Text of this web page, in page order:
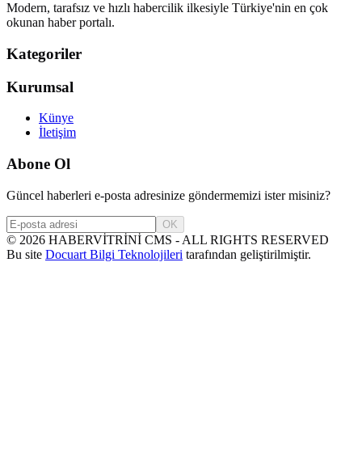
Modern, tarafsız ve hızlı habercilik ilkesiyle Türkiye'nin en çok
okunan haber portalı.
Kategoriler
Kurumsal
Künye
İletişim
Abone Ol
Güncel haberleri e-posta adresinize göndermemizi ister misiniz?
OK
© 2026 HABERVİTRİNİ CMS - ALL RIGHTS RESERVED
Bu site Docuart Bilgi Teknolojileri tarafından geliştirilmiştir.